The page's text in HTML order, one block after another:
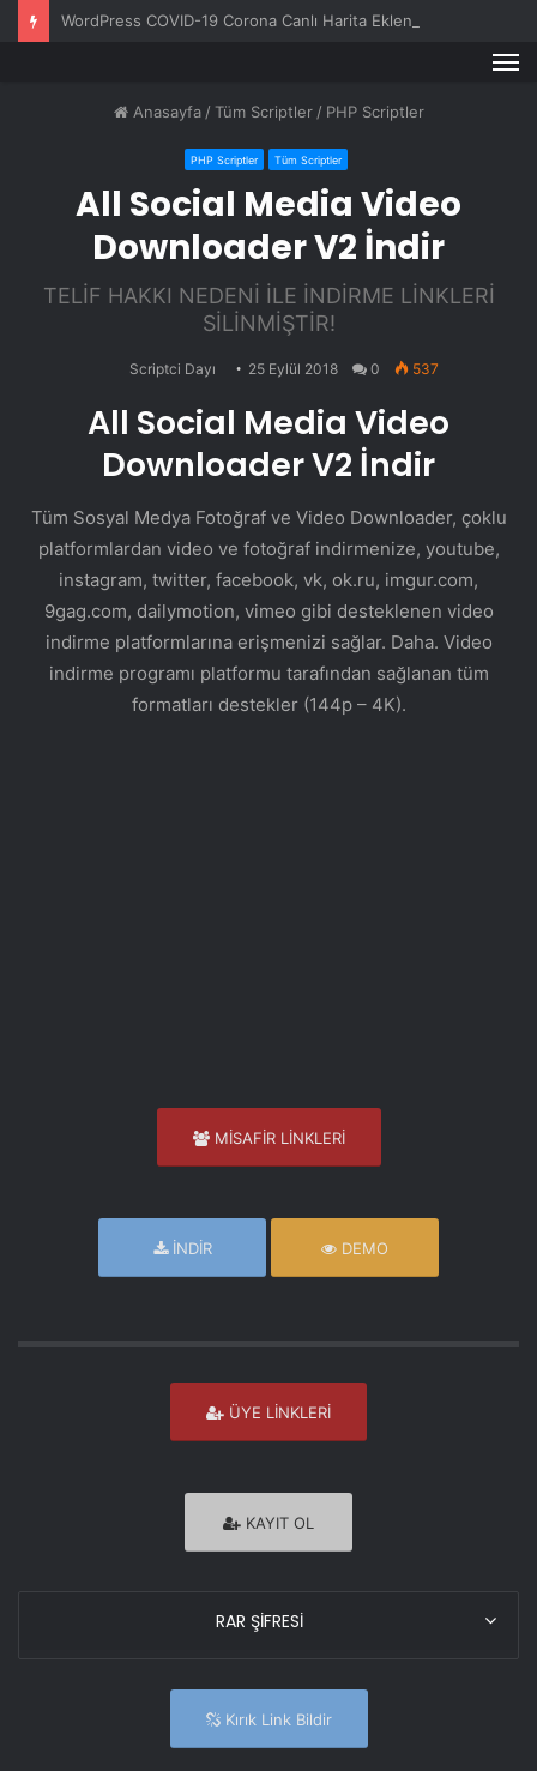
WordPress COVID-19 Corona Canlı Harita Eklentisi v1.0.3
Anasayfa / Tüm Scriptler / PHP Scriptler
PHP Scriptler Tüm Scriptler
All Social Media Video
Downloader V2 İndir
TELİF HAKKI NEDENİ İLE İNDİRME LİNKLERİ
SİLİNMİŞTİR!
Scriptci Dayı 25 Eylül 2018 0 537
All Social Media Video
Downloader V2 İndir
Tüm Sosyal Medya Fotoğraf ve Video Downloader, çoklu
platformlardan video ve fotoğraf indirmenize, youtube,
instagram, twitter, facebook, vk, ok.ru, imgur.com,
9gag.com, dailymotion, vimeo gibi desteklenen video
indirme platformlarına erişmenizi sağlar. Daha. Video
indirme programı platformu tarafından sağlanan tüm
formatları destekler (144p – 4K).
MİSAFİR LİNKLERİ
İNDİR DEMO
ÜYE LİNKLERİ
KAYIT OL
RAR ŞİFRESİ
Kırık Link Bildir